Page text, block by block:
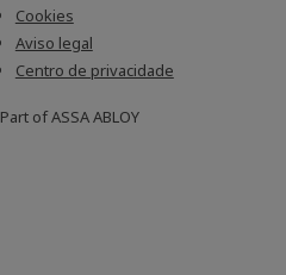
Cookies
Aviso legal
Centro de privacidade
Part of ASSA ABLOY